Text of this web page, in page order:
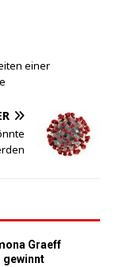
einer
Graeff
gewinnt